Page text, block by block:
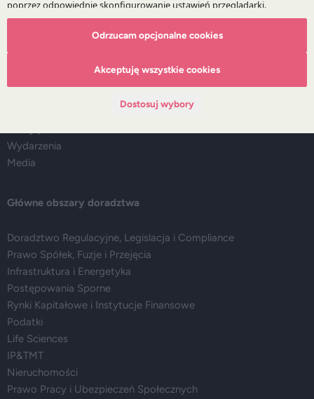
Wydarzenia
Media
Główne obszary doradztwa
Doradztwo Regulacyjne, Legislacja i Compliance
Prawo Spółek, Fuzje i Przejęcia
Infrastruktura i Energetyka
Postępowania Sporne
Rynki Kapitałowe i Instytucje Finansowe
Podatki
Life Sciences
IP&TMT
Nieruchomości
Prawo Pracy i Ubezpieczeń Społecznych
Odrzucam opcjonalne cookies
Akceptuję wszystkie cookies
Dostosuj wybory